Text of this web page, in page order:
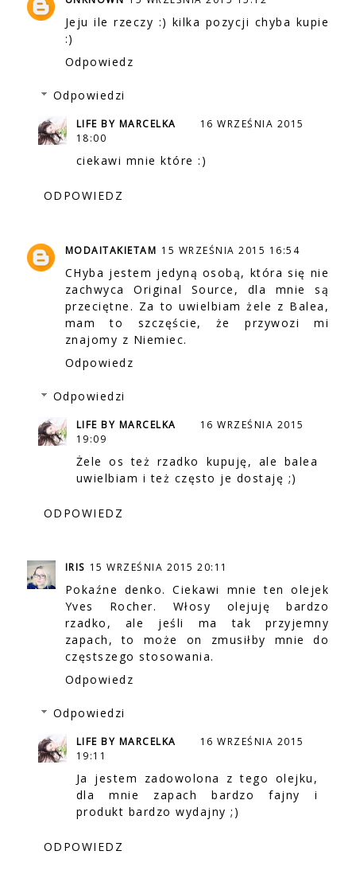
Jeju ile rzeczy :) kilka pozycji chyba kupie
:)
Odpowiedz
Odpowiedzi
LIFE BY MARCELKA
16 WRZEŚNIA 2015
18:00
ciekawi mnie które :)
ODPOWIEDZ
MODAITAKIETAM 15 WRZEŚNIA 2015 16:54
CHyba jestem jedyną osobą, która się nie
zachwyca Original Source, dla mnie są
przeciętne. Za to uwielbiam żele z Balea,
mam to szczęście, że przywozi mi
znajomy z Niemiec.
Odpowiedz
Odpowiedzi
LIFE BY MARCELKA
16 WRZEŚNIA 2015
19:09
Żele os też rzadko kupuję, ale balea
uwielbiam i też często je dostaję ;)
ODPOWIEDZ
IRIS 15 WRZEŚNIA 2015 20:11
Pokaźne denko. Ciekawi mnie ten olejek
Yves Rocher. Włosy olejuję bardzo
rzadko, ale jeśli ma tak przyjemny
zapach, to może on zmusiłby mnie do
częstszego stosowania.
Odpowiedz
Odpowiedzi
LIFE BY MARCELKA
16 WRZEŚNIA 2015
19:11
Ja jestem zadowolona z tego olejku,
dla mnie zapach bardzo fajny i
produkt bardzo wydajny ;)
ODPOWIEDZ